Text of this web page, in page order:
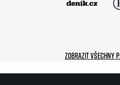
Zobrazit všechny